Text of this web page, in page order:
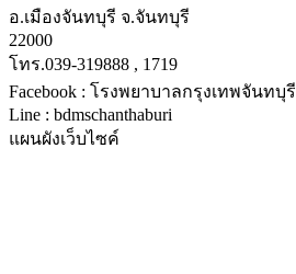
อ.เมืองจันทบุรี จ.จันทบุรี
22000
โทร.039-319888 , 1719
Facebook : โรงพยาบาลกรุงเทพจันทบุรี
Line : bdmschanthaburi
แผนผังเว็บไซค์